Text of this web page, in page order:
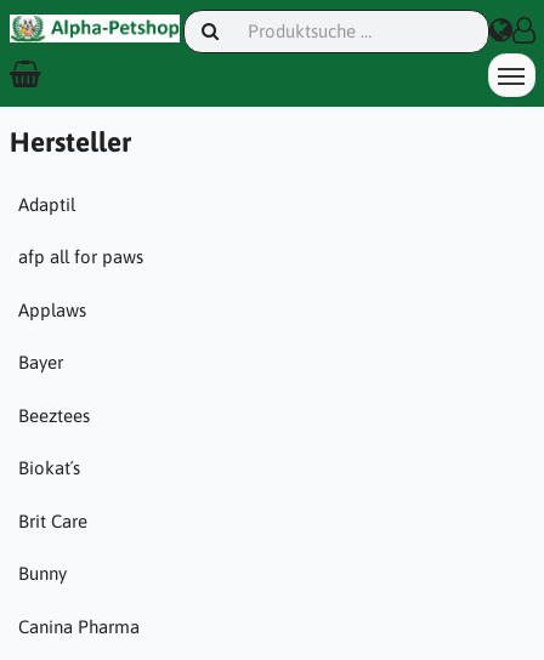
Hersteller
Adaptil
afp all for paws
Applaws
Bayer
Beeztees
Biokat´s
Brit Care
Bunny
Canina Pharma